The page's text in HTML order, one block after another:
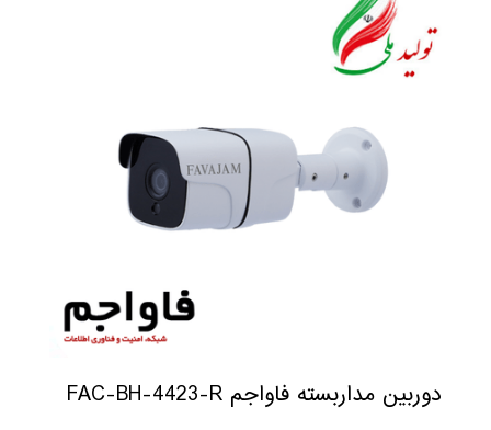
دوربین مداربسته فاواجم FAC-BH-4423-R